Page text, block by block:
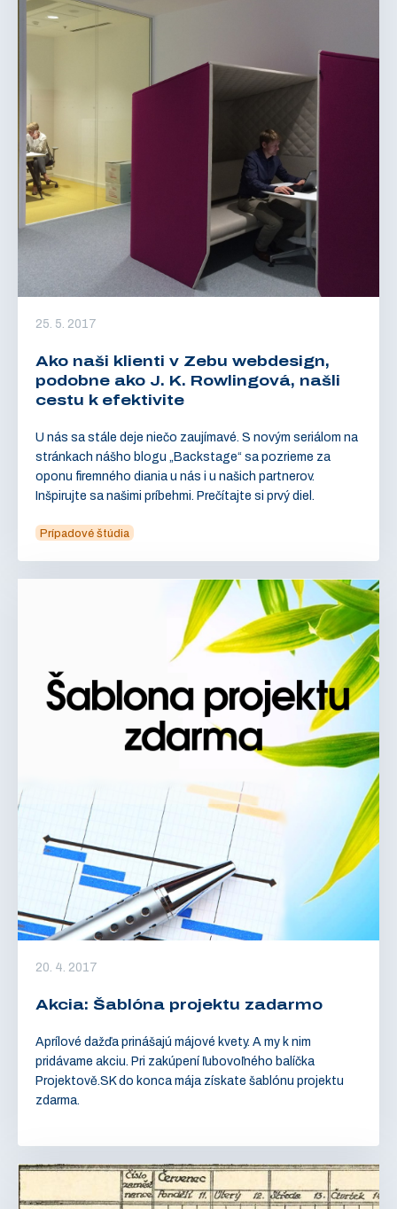
25. 5. 2017
Ako naši klienti v Zebu webdesign,
podobne ako J. K. Rowlingová, našli
cestu k efektivite
U nás sa stále deje niečo zaujímavé. S novým seriálom na
stránkach nášho blogu „Backstage“ sa pozrieme za
oponu firemného diania u nás i u našich partnerov.
Inšpirujte sa našimi príbehmi. Prečítajte si prvý diel.
Prípadové štúdia
20. 4. 2017
Akcia: Šablóna projektu zadarmo
Aprílové dažďa prinášajú májové kvety. A my k nim
pridávame akciu. Pri zakúpení ľubovoľného balíčka
Projektově.SK do konca mája získate šablónu projektu
zdarma.